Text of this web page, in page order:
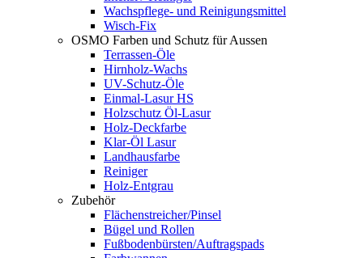
Wachspflege- und Reinigungsmittel
Wisch-Fix
OSMO Farben und Schutz für Aussen
Terrassen-Öle
Hirnholz-Wachs
UV-Schutz-Öle
Einmal-Lasur HS
Holzschutz Öl-Lasur
Holz-Deckfarbe
Klar-Öl Lasur
Landhausfarbe
Reiniger
Holz-Entgrau
Zubehör
Flächenstreicher/Pinsel
Bügel und Rollen
Fußbodenbürsten/Auftragspads